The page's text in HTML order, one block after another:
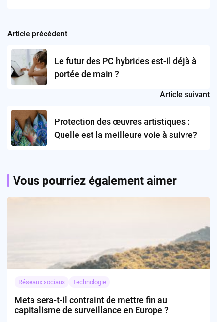
Post
navigation
Article précédent
Le futur des PC hybrides est-il déjà à
portée de main ?
Article suivant
Protection des œuvres artistiques :
Quelle est la meilleure voie à suivre?
Vous pourriez également aimer
Réseaux sociaux Technologie
Meta sera-t-il contraint de mettre fin au
capitalisme de surveillance en Europe ?